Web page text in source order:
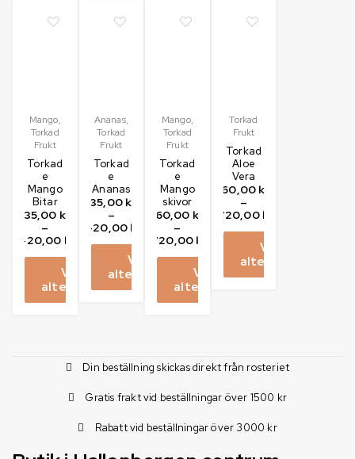
Mango,
Torkad
Frukt
Torkad
e
Mango
Bitar
35,00 kr
–
420,00 kr
Välj
alternativ
Ananas,
Torkad
Frukt
Torkad
e
Ananas
35,00 kr
–
420,00 kr
Välj
alternativ
Mango,
Torkad
Frukt
Torkad
e
Mango
skivor
60,00 kr
–
720,00 kr
Välj
alternativ
Torkad
Frukt
Torkad
Aloe
Vera
60,00 kr
–
720,00 kr
Välj
alternativ
Din beställning skickas direkt från rosteriet
Gratis frakt vid beställningar över 1500 kr
Rabatt vid beställningar över 3000 kr